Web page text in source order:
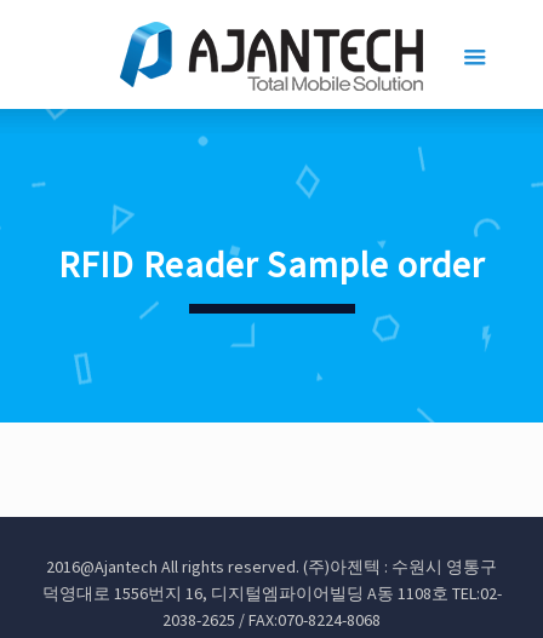
RFID Reader Sample order
2016@Ajantech All rights reserved. (주)아젠텍 : 수원시 영통구
덕영대로 1556번지 16, 디지털엠파이어빌딩 A동 1108호 TEL:02-
2038-2625 / FAX:070-8224-8068